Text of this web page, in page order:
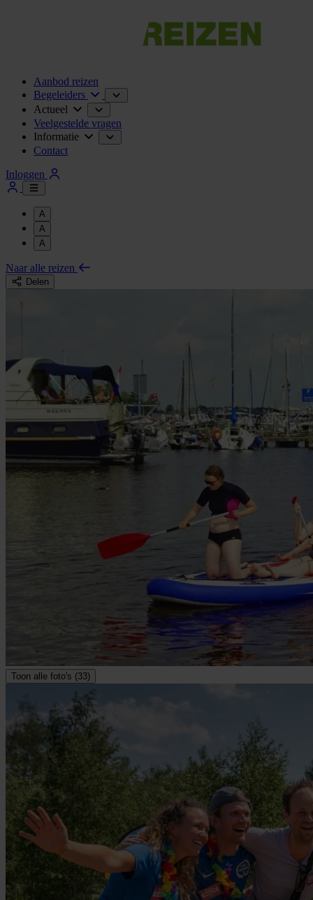
Aanbod reizen
Begeleiders
Actueel
Veelgestelde vragen
Informatie
Contact
Inloggen
A
A
A
Naar alle reizen
Delen
Toon alle foto's (33)